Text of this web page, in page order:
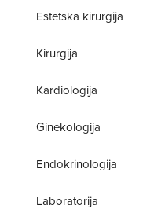
Estetska kirurgija
Kirurgija
Kardiologija
Ginekologija
Endokrinologija
Laboratorija